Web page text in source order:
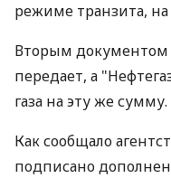
режиме транзита,
Вторым документом
передает, а
газа на эту же сумму.
Как сообщало
подписано